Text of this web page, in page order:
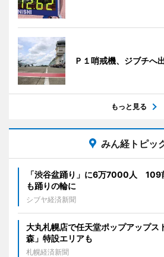
Ｐ１哨戒機、ジブチへ
もっと見る
みん経トピッ
「渋谷盆踊り」に6万7000人 109
も踊りの輪に
シブヤ経済新聞
大丸札幌店で任天堂ポップアップ
森」特設エリアも
札幌経済新聞